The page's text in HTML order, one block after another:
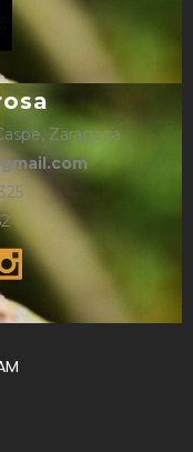
Zaragoza